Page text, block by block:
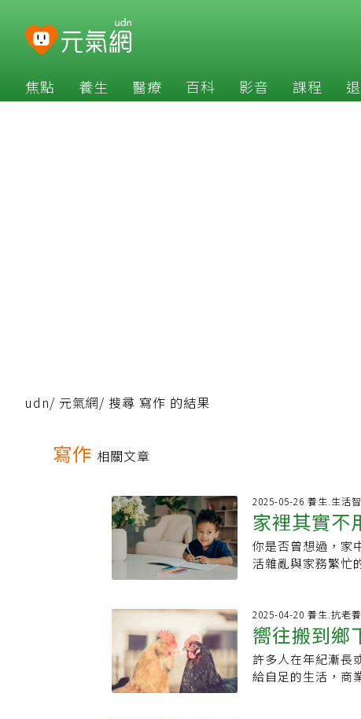
焦點 養生 醫療 百科 影音 課程
udn/ 元氣網/ 搜尋 寫作 的結果
寫作 相關文章
2025-05-26 養生.生活
家裡其實不
果斷捨棄的
你是否曾想過，家
活雜亂與家務繁忙
也沒關係」的4樣
自己一家人是常常
的房間大小與收納
每次搬家時，我們
可堆疊的木箱等小
2025-04-20 養生.抗老
嚮往搬到鄉
漫願景的真
許多人在年紀漸長
給自足的生活，商